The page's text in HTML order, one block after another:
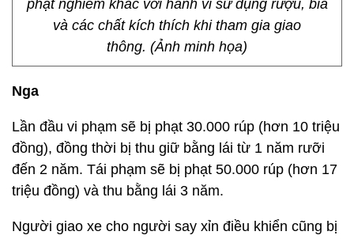
phạt nghiêm khắc với hành vi sử dụng rượu, bia
và các chất kích thích khi tham gia giao
thông. (Ảnh minh họa)
Nga
Lần đầu vi phạm sẽ bị phạt 30.000 rúp (hơn 10 triệu
đồng), đồng thời bị thu giữ bằng lái từ 1 năm rưỡi
đến 2 năm. Tái phạm sẽ bị phạt 50.000 rúp (hơn 17
triệu đồng) và thu bằng lái 3 năm.
Người giao xe cho người say xỉn điều khiển cũng bị